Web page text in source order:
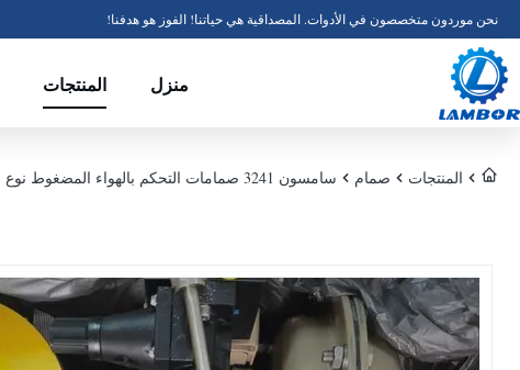
نحن موردون متخصصون في الأدوات. المصداقية هي حياتنا! الفوز هو هدفنا!
منزل المنتجات
المنتجات صمام سامسون 3241 صمامات التحكم بالهواء المضغوط نوع 3241 صمام الكرة الأرضية